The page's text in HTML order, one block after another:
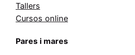
Tallers
Cursos online
Pares i mares